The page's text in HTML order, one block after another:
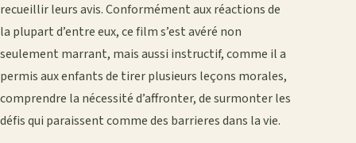
recueillir leurs avis. Conformément aux réactions de
la plupart d’entre eux, ce film s’est avéré non
seulement marrant, mais aussi instructif, comme il a
permis aux enfants de tirer plusieurs leçons morales,
comprendre la nécessité d’affronter, de surmonter les
défis qui paraissent comme des barrieres dans la vie.